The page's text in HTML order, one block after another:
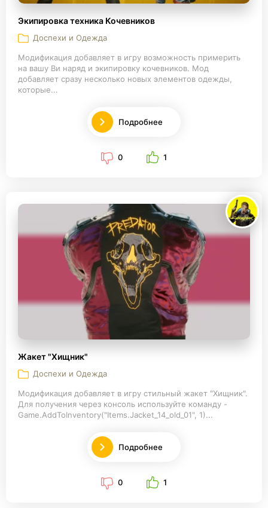
Экипировка техника Кочевников
Доспехи и Одежда
Модификация добавляет в игру возможность примерить
на вашу Ви наряд и экипировку кочевников. Мод
добавляет сразу несколько новых элементов одежды,
которые...
Подробнее
0 1
Жакет "Хищник"
Доспехи и Одежда
Модификация добавляет в игру стильный жакет "Хищник".
Для получения через консоль используйте команду -
Game.AddToInventory("Items.Jacket_14_old_01", 1)...
Подробнее
0 1